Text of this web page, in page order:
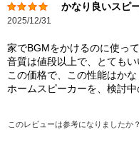
かなり良いスピ
2025/12/31
家でBGMをかけるのに使って
音質は値段以上で、とてもい
この価格で、この性能はかな
ホームスピーカーを、検討
このレビューは参考になりましたか？